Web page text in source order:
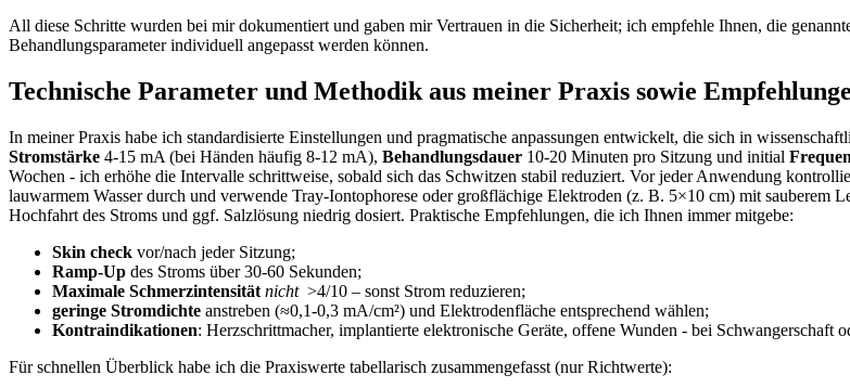
All ⁤diese Schritte ‍wurden bei mir dokumentiert und gaben‍ mir Vertrauen in die Sicherheit; ich‍ empfehle Ihnen, die
Behandlungsparameter individuell angepasst werden können.
Technische Parameter und Methodik aus meiner Praxis ⁢sowie
In ​meiner Praxis ⁣habe ich standardisierte Einstellungen und pragmatische anpassungen entwickelt, ⁤die sich in
Stromstärke 4-15 ‌mA (bei Händen häufig ⁣8-12 mA), Behandlungsdauer 10-20 Minuten pro Sitzung ‌und ⁤initial
Wochen -‍ ich ‌erhöhe die Intervalle schrittweise, sobald⁢ sich das ‌Schwitzen stabil reduziert. ​Vor⁢ jeder Anwendung
lauwarmem Wasser durch und verwende ⁤Tray‑Iontophorese oder großflächige Elektroden ⁤(z. B. 5×10 cm) mit sauberem
⁢Hochfahrt des ⁣Stroms und ggf. Salzlösung ⁣niedrig ​dosiert. Praktische Empfehlungen, die‌ ich Ihnen⁢ immer mitgebe:
Skin ⁢check vor/nach jeder ‌Sitzung;
Ramp‑Up des Stroms über 30-60 Sekunden;
Maximale Schmerzintensität nicht‍ >4/10 – sonst Strom reduzieren;
geringe Stromdichte anstreben (≈0,1-0,3 mA/cm²) und Elektrodenfläche entsprechend wählen;
Kontraindikationen: Herzschrittmacher, implantierte elektronische Geräte, offene ⁣Wunden -⁣ bei⁢ Schwangerschaft
Für⁣ schnellen Überblick habe ich ‍die⁤ Praxiswerte tabellarisch zusammengefasst ​(nur Richtwerte):